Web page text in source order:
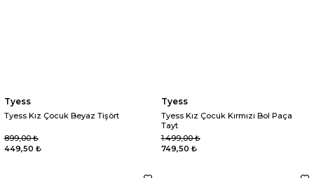
Tyess
Tyess Kız Çocuk Beyaz Tişört
449,50 ₺
899,00 ₺
Tyess
Tyess Kız Çocuk Kırmızı Bol Paça
Tayt
749,50 ₺
1.499,00 ₺